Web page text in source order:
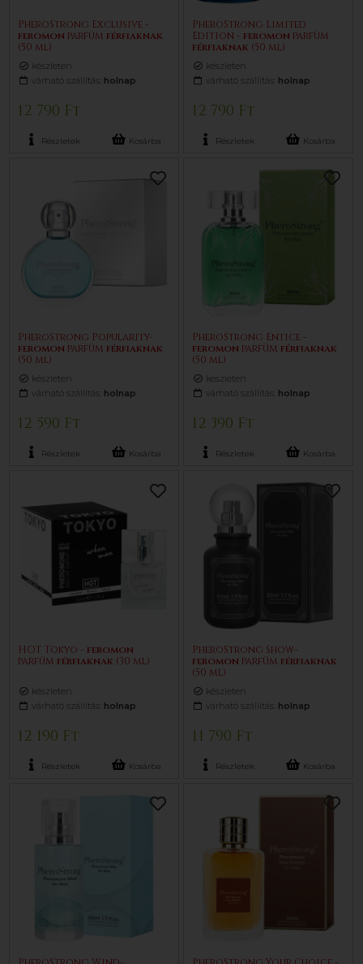
PheroStrong Exclusive -
feromon parfüm férfiaknak
(50 ml)
készleten
várható szállítás: holnap
12 790 Ft
Részletek Kosárba
PheroStrong Limited
Edition - feromon parfüm
férfiaknak (50 ml)
készleten
várható szállítás: holnap
12 790 Ft
Részletek Kosárba
PheroStrong Popularity-
feromon parfüm férfiaknak
(50 ml)
készleten
várható szállítás: holnap
12 590 Ft
Részletek Kosárba
PheroStrong Entice -
feromon parfüm férfiaknak
(50 ml)
készleten
várható szállítás: holnap
12 390 Ft
Részletek Kosárba
HOT Tokyo - feromon
parfüm férfiaknak (30 ml)
készleten
várható szállítás: holnap
12 190 Ft
Részletek Kosárba
PheroStrong Show-
feromon parfüm férfiaknak
(50 ml)
készleten
várható szállítás: holnap
11 790 Ft
Részletek Kosárba